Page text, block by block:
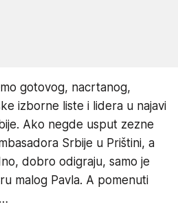
gotovog, nacrtanog,
izborne liste i lidera u najavi
Ako negde usput zezne
Srbije u Prištini, a
dobro odigraju, samo je
malog Pavla. A pomenuti